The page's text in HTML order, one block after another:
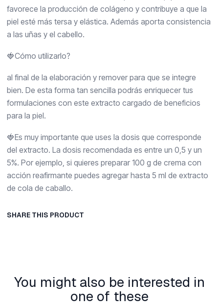
favorece la producción de colágeno y contribuye a que la
piel esté más tersa y elástica. Además aporta consistencia
a las uñas y el cabello.
🍓Cómo utilizarlo?
al final de la elaboración y remover para que se integre
bien. De esta forma tan sencilla podrás enriquecer tus
formulaciones con este extracto cargado de beneficios
para la piel.
🍓Es muy importante que uses la dosis que corresponde
del extracto. La dosis recomendada es entre un 0,5 y un
5%. Por ejemplo, si quieres preparar 100 g de crema con
acción reafirmante puedes agregar hasta 5 ml de extracto
de cola de caballo.
SHARE THIS PRODUCT
You might also be interested in
one of these